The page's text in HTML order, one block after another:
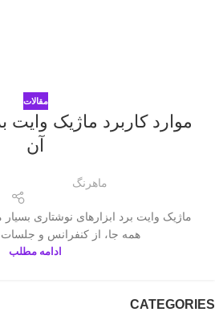
مقالات
موارد کاربرد ماژیک وایت
آن
ماهرنگ
ماژیک وایت برد ابزارهای نوشتاری
همه جا، از کنفرانس و
ادامه مطلب
CATEGORIES